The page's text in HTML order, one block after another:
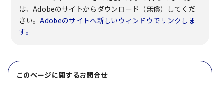
は、Adobeのサイトからダウンロード（無償）してくだ
さい。Adobeのサイトへ新しいウィンドウでリンクしま
す。
このページに関するお問合せ